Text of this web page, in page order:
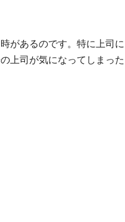
があるのです。特に上司に
上司が気になってしまった